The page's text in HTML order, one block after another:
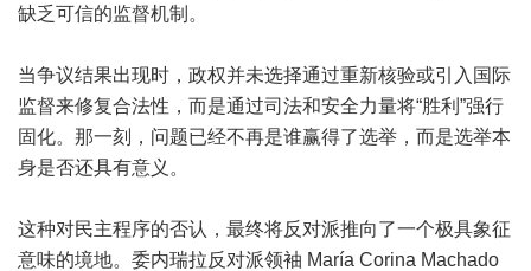
缺乏可信的监督机制。
当争议结果出现时，政权并未选择通过重新核验或引入国际
监督来修复合法性，而是通过司法和安全力量将“胜利”强行
固化。那一刻，问题已经不再是谁赢得了选举，而是选举本
身是否还具有意义。
这种对民主程序的否认，最终将反对派推向了一个极具象征
意味的境地。委内瑞拉反对派领袖 María Corina Machado